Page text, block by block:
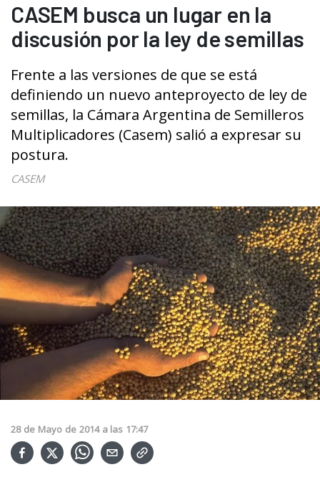
CASEM busca un lugar en la
discusión por la ley de semillas
Frente a las versiones de que se está
definiendo un nuevo anteproyecto de ley de
semillas, la Cámara Argentina de Semilleros
Multiplicadores (Casem) salió a expresar su
postura.
CASEM
28 de Mayo de 2014 a las 17:47